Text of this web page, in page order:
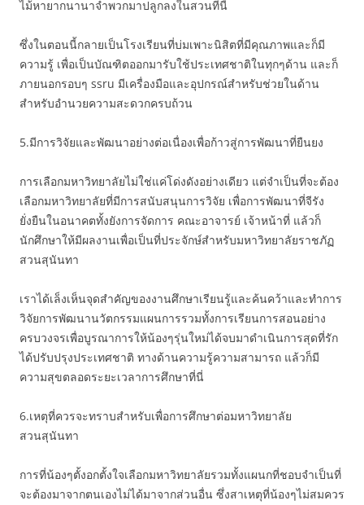
ไม้หายากนานาจำพวกมาปลูกลงในสวนที่นี้
ซึ่งในตอนนี้กลายเป็นโรงเรียนที่บ่มเพาะนิสิตที่มีคุณภาพและก็มี
ความรู้ เพื่อเป็นบัณฑิตออกมารับใช้ประเทศชาติในทุกๆด้าน และก็
ภายนอกรอบๆ ssru มีเครื่องมือและอุปกรณ์สำหรับช่วยในด้าน
สำหรับอำนวยความสะดวกครบถ้วน
5.มีการวิจัยและพัฒนาอย่างต่อเนื่องเพื่อก้าวสู่การพัฒนาที่ยืนยง
การเลือกมหาวิทยาลัยไม่ใช่แค่โด่งดังอย่างเดียว แต่จำเป็นที่จะต้อง
เลือกมหาวิทยาลัยที่มีการสนับสนุนการวิจัย เพื่อการพัฒนาที่จีรัง
ยั่งยืนในอนาคตทั้งยังการจัดการ คณะอาจารย์ เจ้าหน้าที่ แล้วก็
นักศึกษาให้มีผลงานเพื่อเป็นที่ประจักษ์สำหรับมหาวิทยาลัยราชภัฏ
สวนสุนันทา
เราได้เล็งเห็นจุดสำคัญของงานศึกษาเรียนรู้และค้นคว้าและทำการ
วิจัยการพัฒนานวัตกรรมแผนการรวมทั้งการเรียนการสอนอย่าง
ครบวงจรเพื่อบูรณาการให้น้องๆรุ่นใหม่ได้จบมาดำเนินการสุดที่รัก
ได้ปรับปรุงประเทศชาติ ทางด้านความรู้ความสามารถ แล้วก็มี
ความสุขตลอดระยะเวลาการศึกษาที่นี่
6.เหตุที่ควรจะทราบสำหรับเพื่อการศึกษาต่อมหาวิทยาลัย
สวนสุนันทา
การที่น้องๆตั้งอกตั้งใจเลือกมหาวิทยาลัยรวมทั้งแผนกที่ชอบจำเป็นที่
จะต้องมาจากตนเองไม่ได้มาจากส่วนอื่น ซึ่งสาเหตุที่น้องๆไม่สมควร